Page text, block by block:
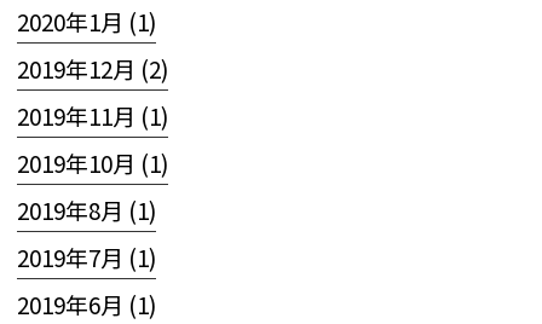
2020年1月 (1)
2019年12月 (2)
2019年11月 (1)
2019年10月 (1)
2019年8月 (1)
2019年7月 (1)
2019年6月 (1)